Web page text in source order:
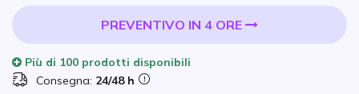
PREVENTIVO IN 4 ORE
Più di 100 prodotti disponibili
Consegna: 24/48 h